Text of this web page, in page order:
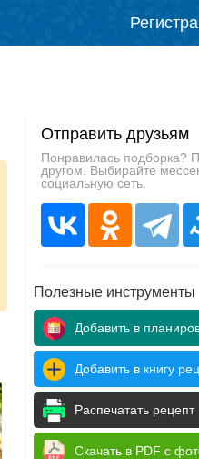
Отправить друзьям
Понравилась подборка?
другом. Выбирайте
социальную сеть.
Полезные инструменты
Добавить в
Добавить в книгу
Распечатать рецепт
Скачать в PDF с